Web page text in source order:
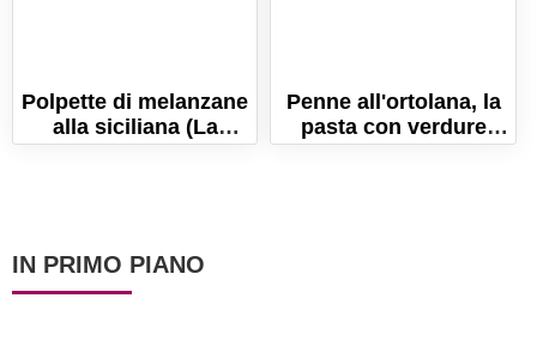
Polpette di melanzane
alla siciliana (La
ricetta per farle fritte o
Penne all'ortolana, la
pasta con verdure
miste
IN PRIMO PIANO